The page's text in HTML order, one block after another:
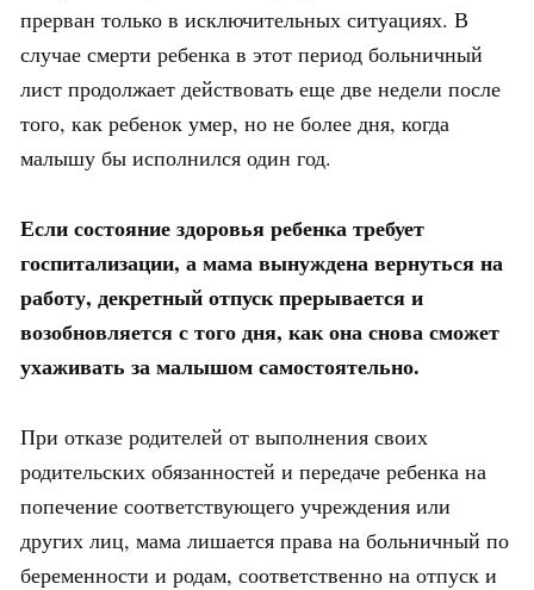
прерван только в исключительных ситуациях. В
случае смерти ребенка в этот период больничный
лист продолжает действовать еще две недели после
того, как ребенок умер, но не более дня, когда
малышу бы исполнился один год.
Если состояние здоровья ребенка требует
госпитализации, а мама вынуждена вернуться на
работу, декретный отпуск прерывается и
возобновляется с того дня, как она снова сможет
ухаживать за малышом самостоятельно.
При отказе родителей от выполнения своих
родительских обязанностей и передаче ребенка на
попечение соответствующего учреждения или
других лиц, мама лишается права на больничный по
беременности и родам, соответственно на отпуск и